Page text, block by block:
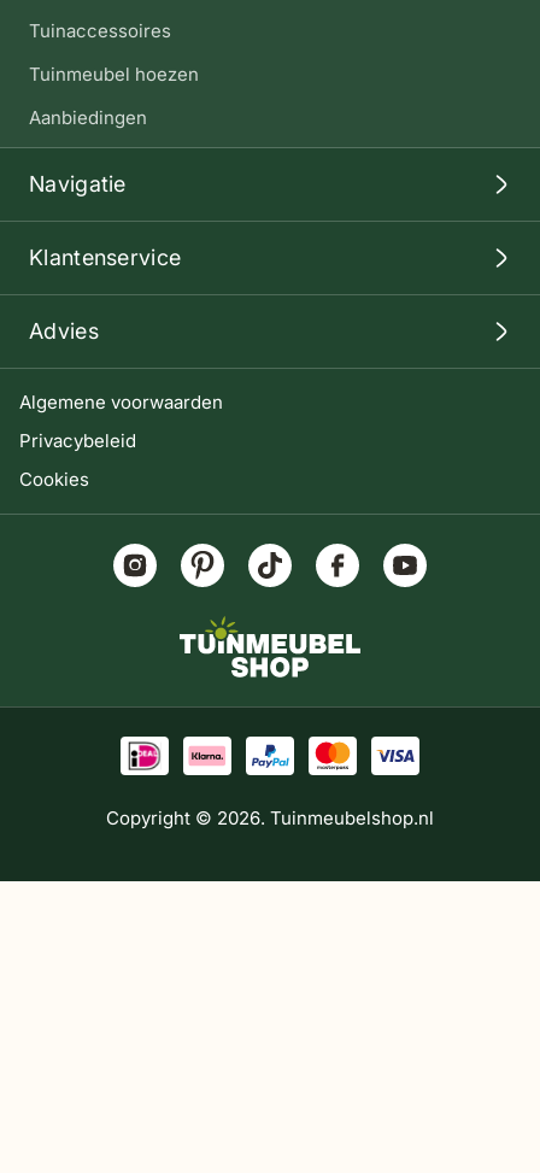
Algemene voorwaarden
Privacybeleid
Cookies
Tuinaccessoires
Tuinmeubel hoezen
Aanbiedingen
Navigatie
Klantenservice
Advies
Copyright © 2026. Tuinmeubelshop.nl